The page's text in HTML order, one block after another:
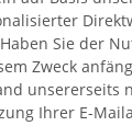
Sie der
Zweck
unsererseits
Ihrer E-